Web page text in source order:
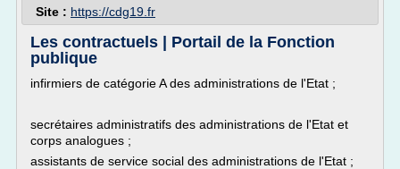
Site : https://cdg19.fr
Les contractuels | Portail de la Fonction
publique
infirmiers de catégorie A des administrations de l'Etat ;
secrétaires administratifs des administrations de l'Etat et
corps analogues ;
assistants de service social des administrations de l'Etat ;